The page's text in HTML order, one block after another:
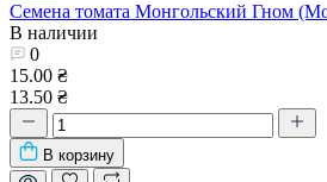
Семена томата Монгольский Гном
В наличии
0
15.00 ₴
13.50 ₴
В корзину